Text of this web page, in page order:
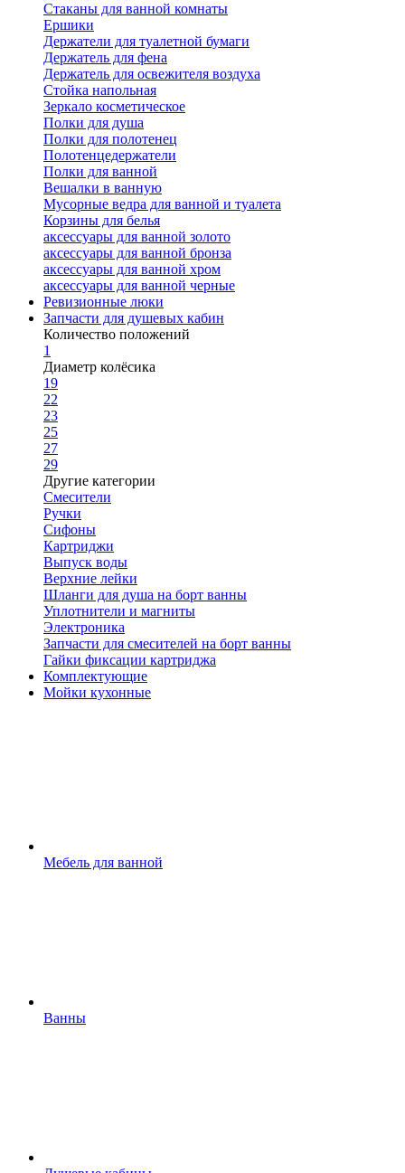
Стаканы для ванной комнаты
Ершики
Держатели для туалетной бумаги
Держатель для фена
Держатель для освежителя воздуха
Стойка напольная
Зеркало косметическое
Полки для душа
Полки для полотенец
Полотенцедержатели
Полки для ванной
Вешалки в ванную
Мусорные ведра для ванной и туалета
Корзины для белья
аксессуары для ванной золото
аксессуары для ванной бронза
аксессуары для ванной хром
аксессуары для ванной черные
Ревизионные люки
Запчасти для душевых кабин
Количество положений
1
Диаметр колёсика
19
22
23
25
27
29
Другие категории
Смесители
Ручки
Сифоны
Картриджи
Выпуск воды
Верхние лейки
Шланги для душа на борт ванны
Уплотнители и магниты
Электроника
Запчасти для смесителей на борт ванны
Гайки фиксации картриджа
Комплектующие
Мойки кухонные
Мебель для ванной
Ванны